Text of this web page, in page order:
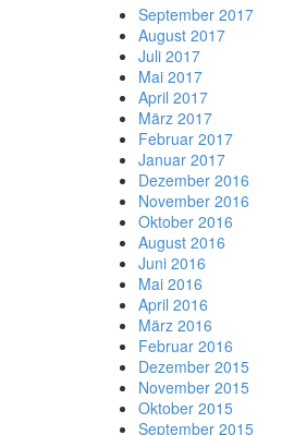
September 2017
August 2017
Juli 2017
Mai 2017
April 2017
März 2017
Februar 2017
Januar 2017
Dezember 2016
November 2016
Oktober 2016
August 2016
Juni 2016
Mai 2016
April 2016
März 2016
Februar 2016
Dezember 2015
November 2015
Oktober 2015
September 2015